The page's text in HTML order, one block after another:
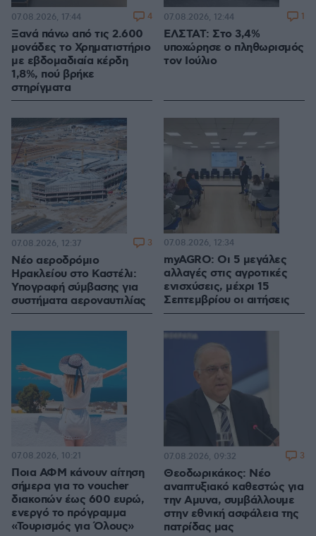
Ξανά πάνω από τις 2.600
μονάδες το Χρηματιστήριο
με εβδομαδιαία κέρδη
1,8%, πού βρήκε
στηρίγματα
07.08.2026, 17:44 4
ΕΛΣΤΑΤ: Στο 3,4%
υποχώρησε ο πληθωρισμός
τον Ιούλιο
07.08.2026, 12:44 1
Νέο αεροδρόμιο
Ηρακλείου στο Καστέλι:
Υπογραφή σύμβασης για
συστήματα αεροναυτιλίας
07.08.2026, 12:37 3
myAGRO: Οι 5 μεγάλες
αλλαγές στις αγροτικές
ενισχύσεις, μέχρι 15
Σεπτεμβρίου οι αιτήσεις
07.08.2026, 12:34
Ποια ΑΦΜ κάνουν αίτηση
σήμερα για το voucher
διακοπών έως 600 ευρώ,
ενεργό το πρόγραμμα
«Τουρισμός για Όλους»
07.08.2026, 10:21
Θεοδωρικάκος: Νέο
αναπτυξιακό καθεστώς για
την Αμυνα, συμβάλλουμε
στην εθνική ασφάλεια της
πατρίδας μας
07.08.2026, 09:32 3